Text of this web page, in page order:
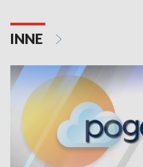
INNE